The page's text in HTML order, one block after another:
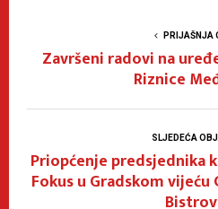
PRIJAŠNJA
Završeni radovi na
Riznice
SLJEDEĆA
Priopćenje predsjednika
Fokus u Gradskom vijeću